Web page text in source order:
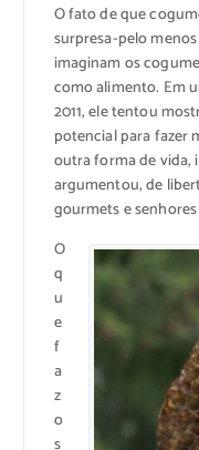
O fato de que
surpresa-pelo
imaginam os
como alimento. Em
2011, ele tentou
potencial para fazer
outra forma de vida,
argumentou, de
gourmets e
O
q
u
e
f
a
z
o
s